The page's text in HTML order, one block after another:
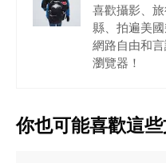
喜歡攝影、
縣、拍遍美
網路自由和
瀏覽器！
你也可能喜歡這